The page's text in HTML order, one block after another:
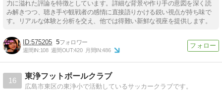
力に溢れた評論を特徴としています。詳細な背景や作り手の意図を深く読
み解きつつ、聴き手や観戦者の感情に直接語りかける鋭い視点が持ち味で
す。リアルな体験と分析を交え、他では得難い新鮮な視座を提供します。
575205 5
週間IN:108 週間OUT:420 月間IN:486
16
東浄フットボールクラブ
広島市東区の東浄小で活動しているサッカークラブです。